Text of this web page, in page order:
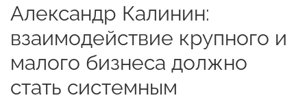
Александр Калинин:
взаимодействие крупного и
малого бизнеса должно
стать системным